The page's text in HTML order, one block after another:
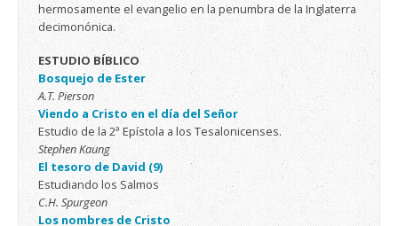
hermosamente el evangelio en la penumbra de la Inglaterra
decimonónica.
ESTUDIO BÍBLICO
Bosquejo de Ester
A.T. Pierson
Viendo a Cristo en el día del Señor
Estudio de la 2ª Epístola a los Tesalonicenses.
Stephen Kaung
El tesoro de David (9)
Estudiando los Salmos
C.H. Spurgeon
Los nombres de Cristo